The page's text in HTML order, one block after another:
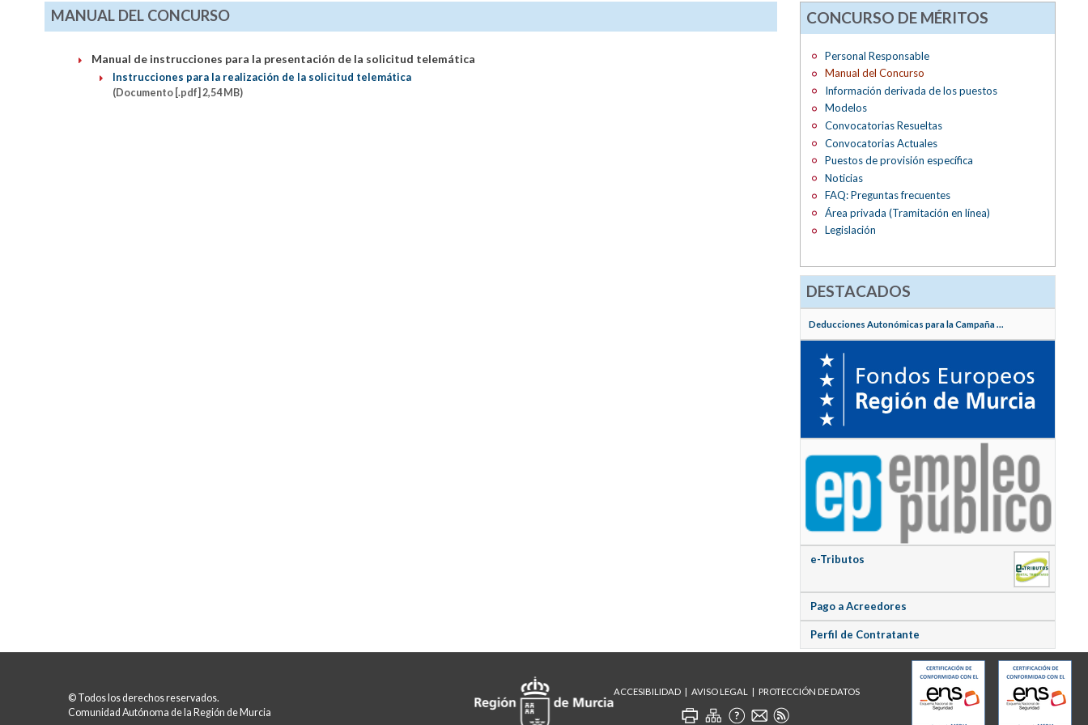
MANUAL DEL CONCURSO
Manual de instrucciones para la presentación de la solicitud telemática
Instrucciones para la realización de la solicitud telemática
(Documento [.pdf] 2,54 MB)
CONCURSO DE MÉRITOS
Personal Responsable
Manual del Concurso
Información derivada de los puestos
Modelos
Convocatorias Resueltas
Convocatorias Actuales
Puestos de provisión específica
Noticias
FAQ: Preguntas frecuentes
Área privada (Tramitación en línea)
Legislación
DESTACADOS
Deducciones Autonómicas para la Campaña ...
e-Tributos
Pago a Acreedores
Perfil de Contratante
© Todos los derechos reservados.
Comunidad Autónoma de la Región de Murcia
ACCESIBILIDAD AVISO LEGAL PROTECCIÓN DE DATOS